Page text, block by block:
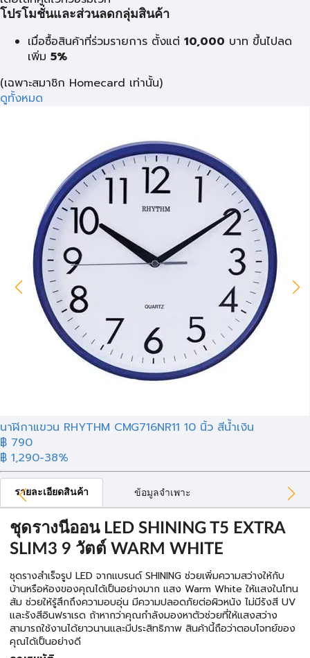
โปรโมชั่นและส่วนลดกลุ่มสินค้า
เมื่อซื้อสินค้าที่ร่วมรายการ ตั้งแต่ 10,000 บาท ขึ้นไปลด
เพิ่ม 5%
(เฉพาะสมาชิก Homecard เท่านั้น)
ดูทั้งหมด
นาฬิกาแขวน RHYTHM CMG716NR11 10 นิ้ว สีน้ำเงิน
฿ 790
฿ 1,290-38%
รายละเอียดสินค้า ข้อมูลจำเพาะ
ชุดรางนีออน LED SHINING T5 EXTRA
SLIM3 9 วัตต์ WARM WHITE
ชุดรางสำเร็จรูป LED จากแบรนด์ SHINING ช่วยเพิ่มความสว่างให้กับ
บ้านหรือห้องของคุณได้เป็นอย่างมาก แสง Warm White ให้แสงในโทน
ส้ม ช่วยให้รู้สึกถึงความอบอุ่น มีความปลอดภัยต่อผิวหนัง ไม่มีรังสี UV
และรังสีอินฟราเรด ถ้าหากว่าคุณกำลังมองหาตัวช่วยที่ให้แสงสว่าง
สามารถใช้งานได้ยาวนานและมีประสิทธิภาพ สินค้านี้ถือว่าตอบโจทย์ของ
คุณได้เป็นอย่างดี